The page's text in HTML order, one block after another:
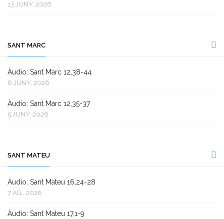
13 JUNY, 2026
SANT MARC
Àudio: Sant Marc 12,38-44
6 JUNY, 2026
Àudio: Sant Marc 12,35-37
5 JUNY, 2026
SANT MATEU
Àudio: Sant Mateu 16,24-28
7 AG., 2026
Àudio: Sant Mateu 17,1-9